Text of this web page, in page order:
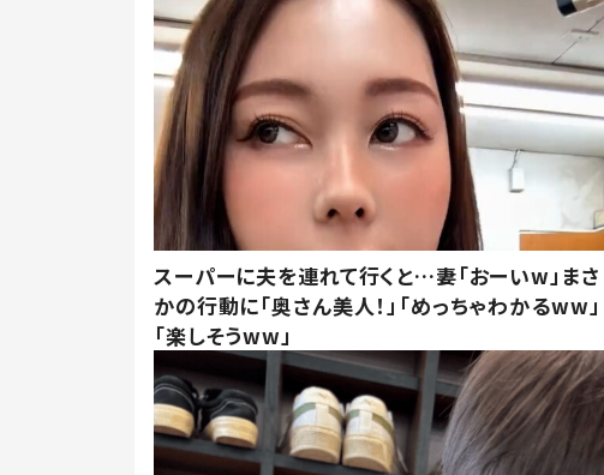
スーパーに夫を連れて行くと…妻「おーいw」まさ
かの行動に「奥さん美人！」「めっちゃわかるww」
「楽しそうww」